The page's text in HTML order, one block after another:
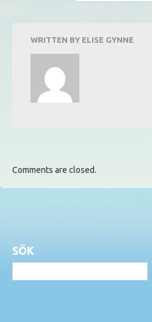
WRITTEN BY ELISE GYNNE
Comments are closed.
SÖK